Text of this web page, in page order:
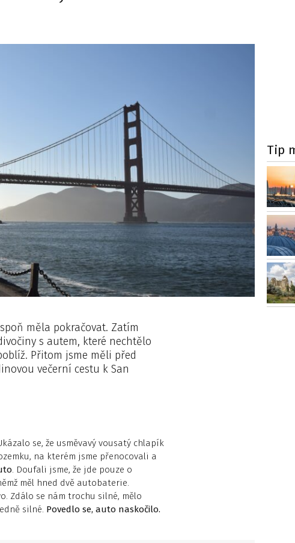
měla pokračovat. Zatím
s autem, které nechtělo
Přitom jsme měli před
večerní cestu k San
se, že usměvavý vousatý chlapík
na kterém jsme přenocovali a
. Doufali jsme, že jde pouze o
měl hned dvě autobaterie.
Zdálo se nám trochu silné, mělo
silné. Povedlo se, auto naskočilo.
Tip